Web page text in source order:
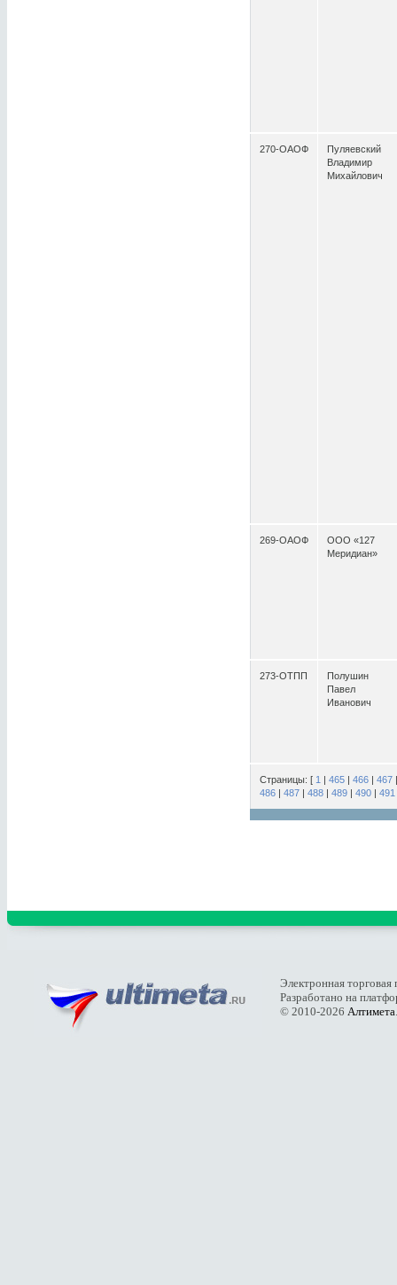
270-ОАОФ
Пуляевский
Владимир
Михайлович
269-ОАОФ
ООО «127
Меридиан»
273-ОТПП
Полушин
Павел
Иванович
Страницы: [ 1 | 465 | 466 | 467
486 | 487 | 488 | 489 | 490 | 491
Электронная
Разработано на
© 2010-2026 Алтимета.